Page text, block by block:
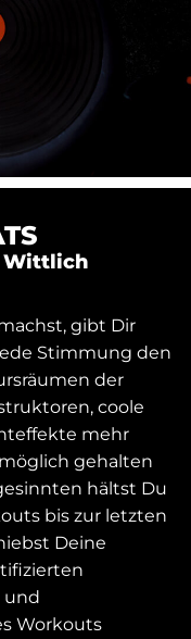
Wittlich
gibt Dir
Stimmung den
der
coole
mehr
möglich gehalten
hältst Du
bis zur letzten
Deine
und
Workouts